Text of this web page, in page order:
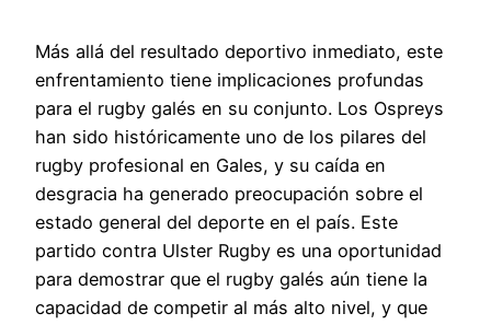
Más allá del resultado deportivo inmediato, este
enfrentamiento tiene implicaciones profundas
para el rugby galés en su conjunto. Los Ospreys
han sido históricamente uno de los pilares del
rugby profesional en Gales, y su caída en
desgracia ha generado preocupación sobre el
estado general del deporte en el país. Este
partido contra Ulster Rugby es una oportunidad
para demostrar que el rugby galés aún tiene la
capacidad de competir al más alto nivel, y que